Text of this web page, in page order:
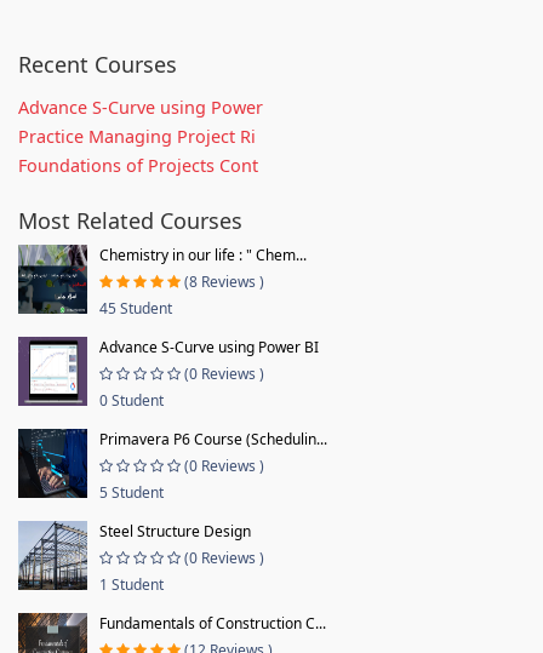
Recent Courses
Advance S-Curve using Power
Practice Managing Project Ri
Foundations of Projects Cont
Most Related Courses
Chemistry in our life : " Chem...
(8 Reviews )
45 Student
Advance S-Curve using Power BI
(0 Reviews )
0 Student
Primavera P6 Course (Schedulin...
(0 Reviews )
5 Student
Steel Structure Design
(0 Reviews )
1 Student
Fundamentals of Construction C...